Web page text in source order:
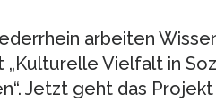
arbeiten
„Kulturelle Vielfalt in
Jetzt geht das